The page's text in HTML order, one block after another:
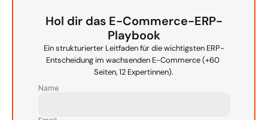
Hol dir das E-Commerce-ERP-
Playbook
Ein strukturierter Leitfaden für die wichtigsten ERP-
Entscheidung im wachsenden E-Commerce (+60
Seiten, 12 Expertinnen).
Name